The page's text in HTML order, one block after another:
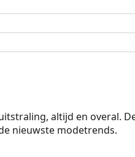
altijd en overal.
nieuwste modetrends.